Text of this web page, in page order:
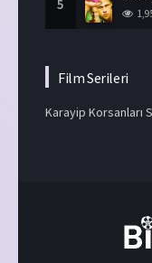
5
Film Serileri
Karayip Korsanları